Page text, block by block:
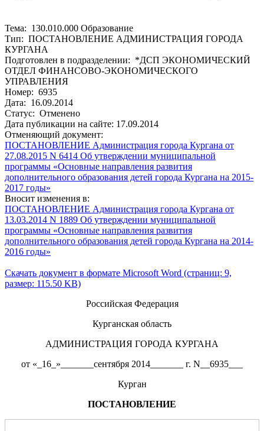
Тема: 130.010.000 Образование
Тип: ПОСТАНОВЛЕНИЕ АДМИНИСТРАЦИЯ ГОРОДА
КУРГАНА
Подготовлен в подразделении: *ДСП ЭКОНОМИЧЕСКИЙ
ОТДЕЛ ФИНАНСОВО-ЭКОНОМИЧЕСКОГО
УПРАВЛЕНИЯ
Номер: 6935
Дата: 16.09.2014
Статус: Отменено
Дата публикации на сайте: 17.09.2014
Отменяющий документ:
ПОСТАНОВЛЕНИЕ Администрация города Кургана от
27.08.2015 N 6414 Об утверждении муниципальной
программы «Основные направления развития
дополнительного образования детей города Кургана на 2015-
2017 годы»
Вносит изменения в:
ПОСТАНОВЛЕНИЕ Администрация города Кургана от
13.03.2014 N 1889 Об утверждении муниципальной
программы «Основные направления развития
дополнительного образования детей города Кургана на 2014-
2016 годы»
Скачать документ в формате Microsoft Word (страниц: 9,
размер: 115.50 KB)
Российская Федерация
Курганская область
АДМИНИСТРАЦИЯ ГОРОДА КУРГАНА
от «_16_»_______сентября 2014_______ г. N__6935___
Курган
ПОСТАНОВЛЕНИЕ